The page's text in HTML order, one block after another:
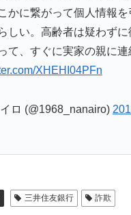
かに繋がって個人情報
しい。高齢者は疑わず
て、すぐに実家の親に連
XHEHI04PFn
ロ (@1968_nanairo)
三井住友銀行 詐欺